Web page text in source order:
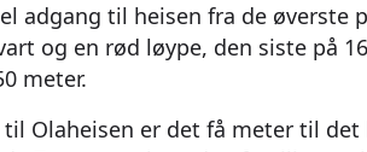
adgang til heisen fra de øverste
og en rød løype, den siste på
meter.
Olaheisen er det få meter til